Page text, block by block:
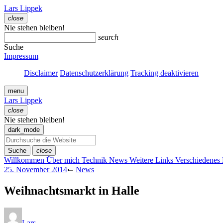
Zum
Inhalt
springen
Lars Lippek
close
Menü
schließen
Nie stehen bleiben!
search
Suche
Impressum
Disclaimer Datenschutzerklärung Tracking deaktivieren
menu
Lars Lippek
close
Menü
schließen
Nie stehen bleiben!
dark_mode
Suche close
Willkommen Über mich Technik News Weitere Links Verschiedenes
25. November 2014⌙ News
Weihnachtsmarkt in Halle